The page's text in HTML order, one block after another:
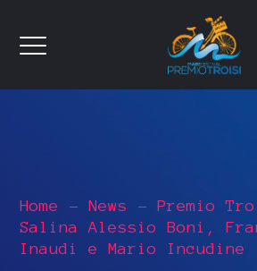
Home News
Premio
Salina Alessio Boni,
Inaudi e Mario Incudine